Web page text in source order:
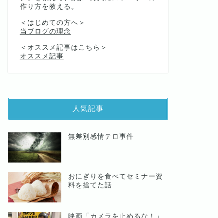
作り方を教える。
＜はじめての方へ＞
当ブログの理念
＜オススメ記事はこちら＞
オススメ記事
人気記事
無差別感情テロ事件
おにぎりを食べてセミナー資
料を捨てた話
映画「カメラを止めるな！」